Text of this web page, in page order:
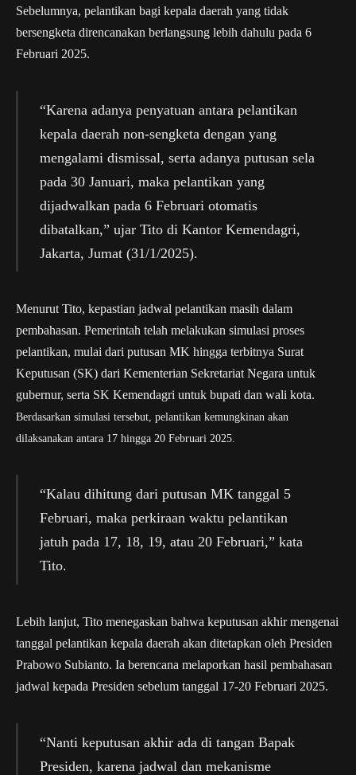
Sebelumnya, pelantikan bagi kepala daerah yang tidak
bersengketa direncanakan berlangsung lebih dahulu pada 6
Februari 2025.
“Karena adanya penyatuan antara pelantikan
kepala daerah non-sengketa dengan yang
mengalami dismissal, serta adanya putusan sela
pada 30 Januari, maka pelantikan yang
dijadwalkan pada 6 Februari otomatis
dibatalkan,” ujar Tito di Kantor Kemendagri,
Jakarta, Jumat (31/1/2025).
Menurut Tito, kepastian jadwal pelantikan masih dalam
pembahasan. Pemerintah telah melakukan simulasi proses
pelantikan, mulai dari putusan MK hingga terbitnya Surat
Keputusan (SK) dari Kementerian Sekretariat Negara untuk
gubernur, serta SK Kemendagri untuk bupati dan wali kota.
Berdasarkan simulasi tersebut, pelantikan kemungkinan akan
dilaksanakan antara 17 hingga 20 Februari 2025.
“Kalau dihitung dari putusan MK tanggal 5
Februari, maka perkiraan waktu pelantikan
jatuh pada 17, 18, 19, atau 20 Februari,” kata
Tito.
Lebih lanjut, Tito menegaskan bahwa keputusan akhir mengenai
tanggal pelantikan kepala daerah akan ditetapkan oleh Presiden
Prabowo Subianto. Ia berencana melaporkan hasil pembahasan
jadwal kepada Presiden sebelum tanggal 17-20 Februari 2025.
“Nanti keputusan akhir ada di tangan Bapak
Presiden, karena jadwal dan mekanisme